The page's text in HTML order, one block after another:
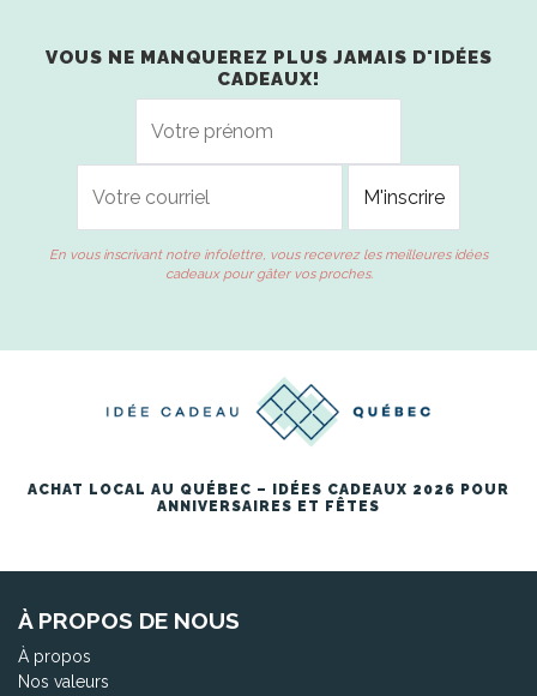
VOUS NE MANQUEREZ PLUS JAMAIS D'IDÉES
CADEAUX!
En vous inscrivant notre infolettre, vous recevrez les meilleures idées
cadeaux pour gâter vos proches.
ACHAT LOCAL AU QUÉBEC – IDÉES CADEAUX 2026 POUR
ANNIVERSAIRES ET FÊTES
À PROPOS DE NOUS
À propos
Nos valeurs